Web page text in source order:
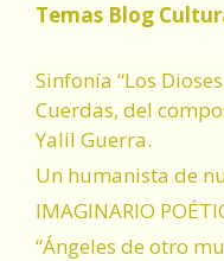
Temas Blog
Sinfonía “Los
Cuerdas, del
Yalil Guerra.
Un humanista de
IMAGINARIO
“Ángeles de otro